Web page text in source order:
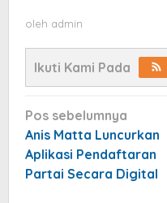
oleh admin
Ikuti Kami Pada
Navigasi
pos
Pos sebelumnya
Anis Matta Luncurkan
Aplikasi Pendaftaran
Partai Secara Digital